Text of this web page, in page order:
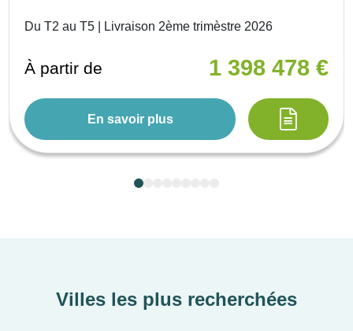
Du T2 au T5 | Livraison 2ème trimèstre 2026
À partir de 1 398 478 €
En savoir plus
Villes les plus recherchées